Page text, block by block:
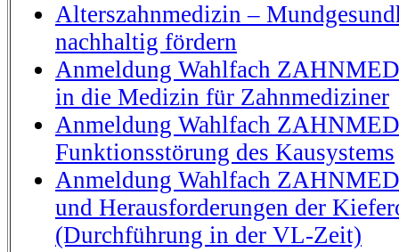
Alterszahnmedizin –
nachhaltig fördern
Anmeldung Wahlfach
in die Medizin für Zahnmediziner
Anmeldung Wahlfach
Funktionsstörung des Kausystems
Anmeldung Wahlfach
und Herausforderungen der
(Durchführung in der VL-Zeit)